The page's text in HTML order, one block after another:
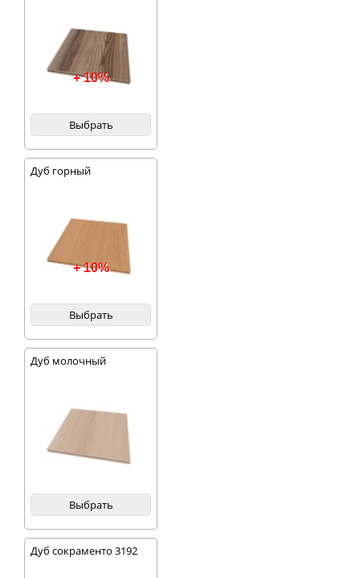
+ 10%
Выбрать
Дуб горный
+ 10%
Выбрать
Дуб молочный
Выбрать
Дуб сокраменто 3192